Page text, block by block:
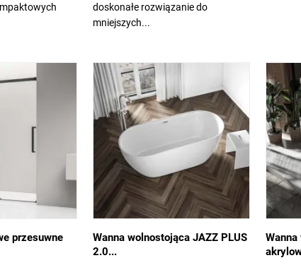
doskonałe rozwiązanie do
mniejszych...
przesuwne
Wanna wolnostojąca JAZZ PLUS
2.0...